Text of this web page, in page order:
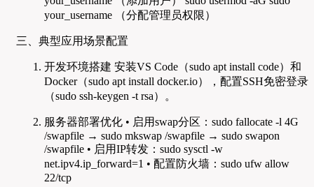
your_username （分配管理员权限）
三、典型应用场景配置
开发环境搭建 安装VS Code（sudo apt install code）和
Docker（sudo apt install docker.io），配置SSH免密登录
（sudo ssh-keygen -t rsa）。
服务器部署优化 • 启用swap分区：sudo fallocate -l 4G
/swapfile → sudo mkswap /swapfile → sudo swapon
/swapfile • 启用IP转发：sudo sysctl -w
net.ipv4.ip_forward=1 • 配置防火墙：sudo ufw allow
22/tcp